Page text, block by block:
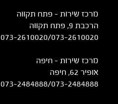
מרכז שירות – פתח תקווה
הרכבת 9, פתח תקווה
073-2610020/073-2610020
מרכז שירות - חיפה
אופיר 62, חיפה
073-2484888/073-2484888